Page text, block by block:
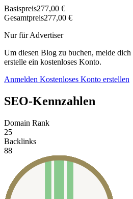
Basispreis277,00 €
Gesamtpreis277,00 €
Nur für Advertiser
Um diesen Blog zu buchen, melde
erstelle ein kostenloses Konto.
Anmelden Kostenloses Konto erstellen
SEO-Kennzahlen
Domain Rank
25
Backlinks
88